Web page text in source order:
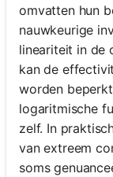
omvatten hun
nauwkeurige
lineariteit in de
kan de
worden
logaritmische
zelf. In
van extreem
soms